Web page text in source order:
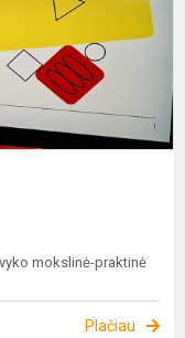
mokslinė-praktinė
Plačiau